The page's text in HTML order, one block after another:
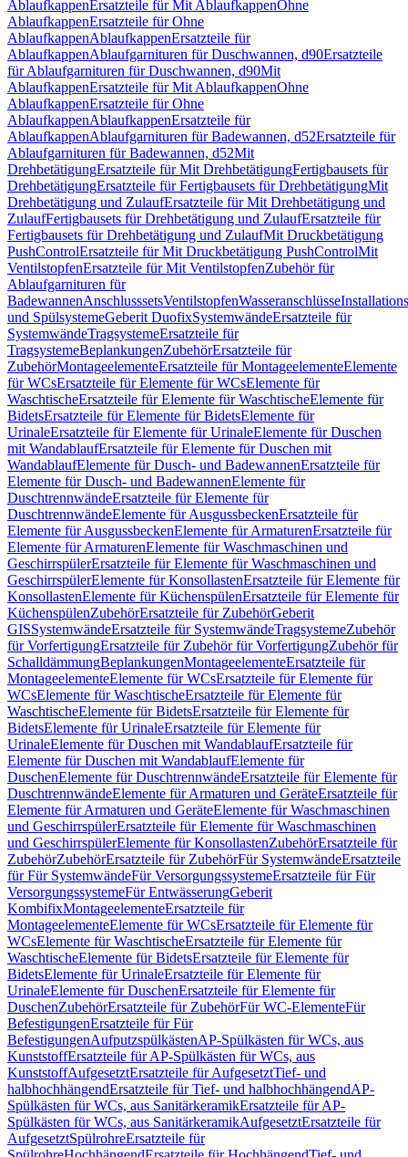
AblaufkappenErsatzteile für Mit AblaufkappenOhne
AblaufkappenErsatzteile für Ohne
AblaufkappenAblaufkappenErsatzteile für
AblaufkappenAblaufgarnituren für Duschwannen, d90Ersatzteile
für Ablaufgarnituren für Duschwannen, d90Mit
AblaufkappenErsatzteile für Mit AblaufkappenOhne
AblaufkappenErsatzteile für Ohne
AblaufkappenAblaufkappenErsatzteile für
AblaufkappenAblaufgarnituren für Badewannen, d52Ersatzteile für
Ablaufgarnituren für Badewannen, d52Mit
DrehbetätigungErsatzteile für Mit DrehbetätigungFertigbausets für
DrehbetätigungErsatzteile für Fertigbausets für DrehbetätigungMit
Drehbetätigung und ZulaufErsatzteile für Mit Drehbetätigung und
ZulaufFertigbausets für Drehbetätigung und ZulaufErsatzteile für
Fertigbausets für Drehbetätigung und ZulaufMit Druckbetätigung
PushControlErsatzteile für Mit Druckbetätigung PushControlMit
VentilstopfenErsatzteile für Mit VentilstopfenZubehör für
Ablaufgarnituren für
BadewannenAnschlusssetsVentilstopfenWasseranschlüsse
und SpülsystemeGeberit DuofixSystemwändeErsatzteile für
SystemwändeTragsystemeErsatzteile für
TragsystemeBeplankungenZubehörErsatzteile für
ZubehörMontageelementeErsatzteile für MontageelementeElemente
für WCsErsatzteile für Elemente für WCsElemente für
WaschtischeErsatzteile für Elemente für WaschtischeElemente für
BidetsErsatzteile für Elemente für BidetsElemente für
UrinaleErsatzteile für Elemente für UrinaleElemente für Duschen
mit WandablaufErsatzteile für Elemente für Duschen mit
WandablaufElemente für Dusch- und BadewannenErsatzteile für
Elemente für Dusch- und BadewannenElemente für
DuschtrennwändeErsatzteile für Elemente für
DuschtrennwändeElemente für AusgussbeckenErsatzteile für
Elemente für AusgussbeckenElemente für ArmaturenErsatzteile für
Elemente für ArmaturenElemente für Waschmaschinen und
GeschirrspülerErsatzteile für Elemente für Waschmaschinen und
GeschirrspülerElemente für KonsollastenErsatzteile für Elemente für
KonsollastenElemente für KüchenspülenErsatzteile für Elemente für
KüchenspülenZubehörErsatzteile für ZubehörGeberit
GISSystemwändeErsatzteile für SystemwändeTragsystemeZubehör
für VorfertigungErsatzteile für Zubehör für VorfertigungZubehör für
SchalldämmungBeplankungenMontageelementeErsatzteile für
MontageelementeElemente für WCsErsatzteile für Elemente für
WCsElemente für WaschtischeErsatzteile für Elemente für
WaschtischeElemente für BidetsErsatzteile für Elemente für
BidetsElemente für UrinaleErsatzteile für Elemente für
UrinaleElemente für Duschen mit WandablaufErsatzteile für
Elemente für Duschen mit WandablaufElemente für
DuschenElemente für DuschtrennwändeErsatzteile für Elemente für
DuschtrennwändeElemente für Armaturen und GeräteErsatzteile für
Elemente für Armaturen und GeräteElemente für Waschmaschinen
und GeschirrspülerErsatzteile für Elemente für Waschmaschinen
und GeschirrspülerElemente für KonsollastenZubehörErsatzteile für
ZubehörZubehörErsatzteile für ZubehörFür SystemwändeErsatzteile
für Für SystemwändeFür VersorgungssystemeErsatzteile für Für
VersorgungssystemeFür EntwässerungGeberit
KombifixMontageelementeErsatzteile für
MontageelementeElemente für WCsErsatzteile für Elemente für
WCsElemente für WaschtischeErsatzteile für Elemente für
WaschtischeElemente für BidetsErsatzteile für Elemente für
BidetsElemente für UrinaleErsatzteile für Elemente für
UrinaleElemente für DuschenErsatzteile für Elemente für
DuschenZubehörErsatzteile für ZubehörFür WC-ElementeFür
BefestigungenErsatzteile für Für
BefestigungenAufputzspülkästenAP-Spülkästen für WCs, aus
KunststoffErsatzteile für AP-Spülkästen für WCs, aus
KunststoffAufgesetztErsatzteile für AufgesetztTief- und
halbhochhängendErsatzteile für Tief- und halbhochhängendAP-
Spülkästen für WCs, aus SanitärkeramikErsatzteile für AP-
Spülkästen für WCs, aus SanitärkeramikAufgesetztErsatzteile für
AufgesetztSpülrohreErsatzteile für